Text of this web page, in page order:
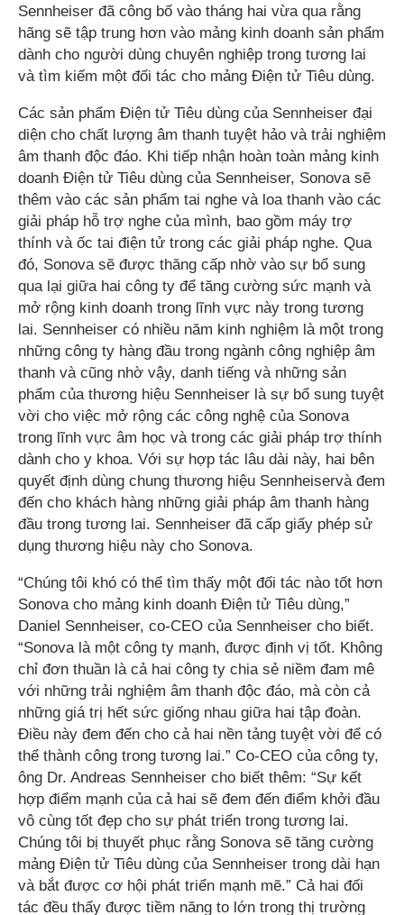
Sennheiser đã công bố vào tháng hai vừa qua rằng
hãng sẽ tập trung hơn vào mảng kinh doanh sản phẩm
dành cho người dùng chuyên nghiệp trong tương lai
và tìm kiếm một đối tác cho mảng Điện tử Tiêu dùng.
Các sản phẩm Điện tử Tiêu dùng của Sennheiser đại
diện cho chất lượng âm thanh tuyệt hảo và trải nghiệm
âm thanh độc đáo. Khi tiếp nhận hoàn toàn mảng kinh
doanh Điện tử Tiêu dùng của Sennheiser, Sonova sẽ
thêm vào các sản phẩm tai nghe và loa thanh vào các
giải pháp hỗ trợ nghe của mình, bao gồm máy trợ
thính và ốc tai điện tử trong các giải pháp nghe. Qua
đó, Sonova sẽ được thăng cấp nhờ vào sự bổ sung
qua lại giữa hai công ty để tăng cường sức mạnh và
mở rộng kinh doanh trong lĩnh vực này trong tương
lai. Sennheiser có nhiều năm kinh nghiệm là một trong
những công ty hàng đầu trong ngành công nghiệp âm
thanh và cũng nhờ vậy, danh tiếng và những sản
phẩm của thương hiệu Sennheiser là sự bổ sung tuyệt
vời cho việc mở rộng các công nghệ của Sonova
trong lĩnh vực âm học và trong các giải pháp trợ thính
dành cho y khoa. Với sự hợp tác lâu dài này, hai bên
quyết định dùng chung thương hiệu Sennheiservà đem
đến cho khách hàng những giải pháp âm thanh hàng
đầu trong tương lai. Sennheiser đã cấp giấy phép sử
dụng thương hiệu này cho Sonova.
“Chúng tôi khó có thể tìm thấy một đối tác nào tốt hơn
Sonova cho mảng kinh doanh Điện tử Tiêu dùng,”
Daniel Sennheiser, co-CEO của Sennheiser cho biết.
“Sonova là một công ty mạnh, được định vị tốt. Không
chỉ đơn thuần là cả hai công ty chia sẻ niềm đam mê
với những trải nghiệm âm thanh độc đáo, mà còn cả
những giá trị hết sức giống nhau giữa hai tập đoàn.
Điều này đem đến cho cả hai nền tảng tuyệt vời để có
thể thành công trong tương lai.” Co-CEO của công ty,
ông Dr. Andreas Sennheiser cho biết thêm: “Sự kết
hợp điểm mạnh của cả hai sẽ đem đến điểm khởi đầu
vô cùng tốt đẹp cho sự phát triển trong tương lai.
Chúng tôi bị thuyết phục rằng Sonova sẽ tăng cường
mảng Điện tử Tiêu dùng của Sennheiser trong dài hạn
và bắt được cơ hội phát triển mạnh mẽ.” Cả hai đối
tác đều thấy được tiềm năng to lớn trong thị trường